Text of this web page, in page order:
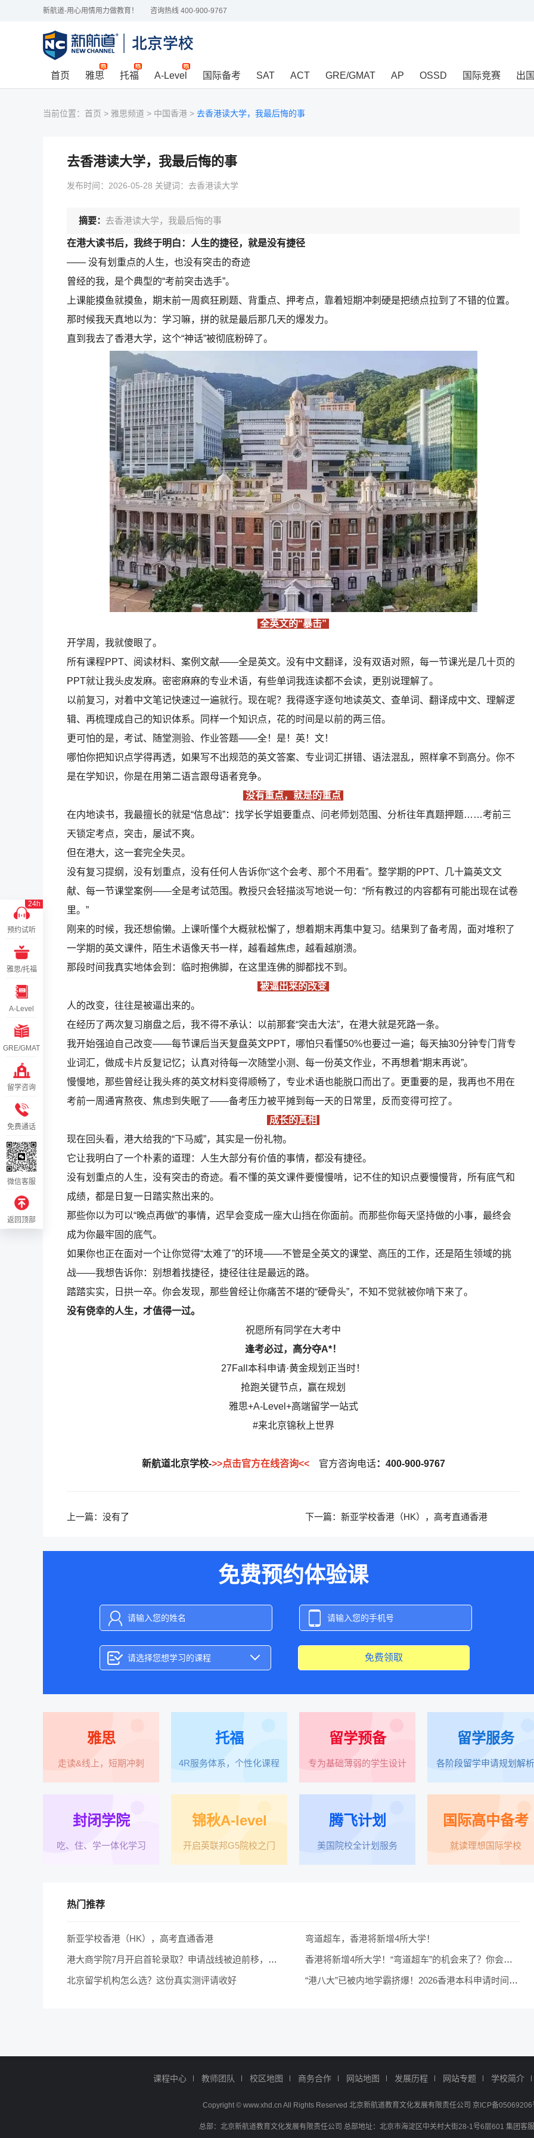
新航道-用心用情用力做教育！ 咨询热线 400-900-9767
首页 雅思 托福 A-Level 国际备考 SAT ACT GRE/GMAT AP OSSD 国际竞赛 出
当前位置： 首页 > 雅思频道 > 中国香港 > 去香港读大学，我最后悔的事
去香港读大学，我最后悔的事
发布时间：2026-05-28 关键词：去香港读大学
摘要： 去香港读大学，我最后悔的事
在港大读书后，我终于明白：人生的捷径，就是没有捷径
—— 没有划重点的人生，也没有突击的奇迹
曾经的我，是个典型的“考前突击选手”。
上课能摸鱼就摸鱼，期末前一周疯狂刷题、背重点、押考点，靠着短期冲刺硬是把绩点拉到了不错的位置。
那时候我天真地以为：学习嘛，拼的就是最后那几天的爆发力。
直到我去了香港大学，这个“神话”被彻底粉碎了。
全英文的“暴击”
开学周，我就傻眼了。
所有课程PPT、阅读材料、案例文献——全是英文。没有中文翻译，没有双语对照，每一节课光是几十页的
PPT就让我头皮发麻。密密麻麻的专业术语，有些单词我连读都不会读，更别说理解了。
以前复习，对着中文笔记快速过一遍就行。现在呢？我得逐字逐句地读英文、查单词、翻译成中文、理解逻
辑、再梳理成自己的知识体系。同样一个知识点，花的时间是以前的两三倍。
更可怕的是，考试、随堂测验、作业答题——全！是！英！文！
哪怕你把知识点学得再透，如果写不出规范的英文答案、专业词汇拼错、语法混乱，照样拿不到高分。你不
是在学知识，你是在用第二语言跟母语者竞争。
没有重点，就是的重点
在内地读书，我最擅长的就是“信息战”：找学长学姐要重点、问老师划范围、分析往年真题押题……考前三
天锁定考点，突击，屡试不爽。
但在港大，这一套完全失灵。
没有复习提纲，没有划重点，没有任何人告诉你“这个会考、那个不用看”。整学期的PPT、几十篇英文文
献、每一节课堂案例——全是考试范围。教授只会轻描淡写地说一句：“所有教过的内容都有可能出现在试卷
里。”
刚来的时候，我还想偷懒。上课听懂个大概就松懈了，想着期末再集中复习。结果到了备考周，面对堆积了
一学期的英文课件，陌生术语像天书一样，越看越焦虑，越看越崩溃。
那段时间我真实地体会到：临时抱佛脚，在这里连佛的脚都找不到。
被逼出来的改变
人的改变，往往是被逼出来的。
在经历了两次复习崩盘之后，我不得不承认：以前那套“突击大法”，在港大就是死路一条。
我开始强迫自己改变——每节课后当天复盘英文PPT，哪怕只看懂50%也要过一遍；每天抽30分钟专门背专
业词汇，做成卡片反复记忆；认真对待每一次随堂小测、每一份英文作业，不再想着“期末再说”。
慢慢地，那些曾经让我头疼的英文材料变得顺畅了，专业术语也能脱口而出了。更重要的是，我再也不用在
考前一周通宵熬夜、焦虑到失眠了——备考压力被平摊到每一天的日常里，反而变得可控了。
成长的真相
现在回头看，港大给我的“下马威”，其实是一份礼物。
它让我明白了一个朴素的道理：人生大部分有价值的事情，都没有捷径。
没有划重点的人生，没有突击的奇迹。看不懂的英文课件要慢慢啃，记不住的知识点要慢慢背，所有底气和
成绩，都是日复一日踏实熬出来的。
那些你以为可以“晚点再做”的事情，迟早会变成一座大山挡在你面前。而那些你每天坚持做的小事，最终会
成为你最牢固的底气。
如果你也正在面对一个让你觉得“太难了”的环境——不管是全英文的课堂、高压的工作，还是陌生领域的挑
战——我想告诉你：别想着找捷径，捷径往往是最远的路。
踏踏实实，日拱一卒。你会发现，那些曾经让你痛苦不堪的“硬骨头”，不知不觉就被你啃下来了。
没有侥幸的人生，才值得一过。
祝愿所有同学在大考中
逢考必过，高分夺A*！
27Fall本科申请·黄金规划正当时！
抢跑关键节点，赢在规划
雅思+A-Level+高端留学一站式
#来北京锦秋上世界
新航道北京学校->>点击官方在线咨询<<官方咨询电话：400-900-9767
上一篇：没有了 下一篇： 新亚学校香港（HK），高考直通香港
免费预约体验课
请选择您想学习的课程 免费领取
雅思
走读&线上，短期冲刺
托福
4R服务体系，个性化课程
留学预备
专为基础薄弱的学生设计
留学服务
各阶段留学申请规划解析
封闭学院
吃、住、学一体化学习
锦秋A-level
开启英联邦G5院校之门
腾飞计划
美国院校全计划服务
国际高中备考
就读理想国际学校
热门推荐
新亚学校香港（HK），高考直通香港 弯道超车，香港将新增4所大学！
港大商学院7月开启首轮录取？申请战线被迫前移，这份“抢跑”时间轴请收好！ 香港将新增4所大学！“弯道超车”的机会来了？你会选择它们吗？
北京留学机构怎么选？这份真实测评请收好 “港八大”已被内地学霸挤爆！2026香港本科申请时间、学费、高考分数要求汇总
课程中心 教师团队 校区地图 商务合作 网站地图 发展历程 网站专题 学校简介
Copyright © www.xhd.cn All Rights Reserved 北京新航道教育文化发展有限责任公司 京ICP备
总部：北京新航道教育文化发展有限责任公司 总部地址：北京市海淀区中关村大街28-1号6层601 集团客
24h
预约试听
雅思/托福
A-Level
GRE/GMAT
留学咨询
免费通话
微信客服
返回顶部